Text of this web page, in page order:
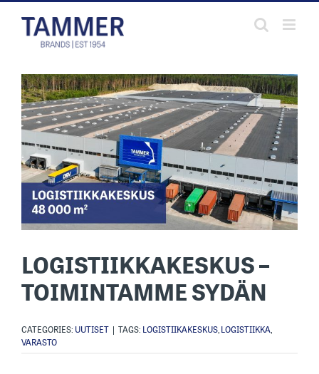
LOGISTIIKKAKESKUS –
TOIMINTAMME SYDÄN
CATEGORIES: UUTISET | TAGS: LOGISTIIKAKESKUS,LOGISTIIKKA,
VARASTO